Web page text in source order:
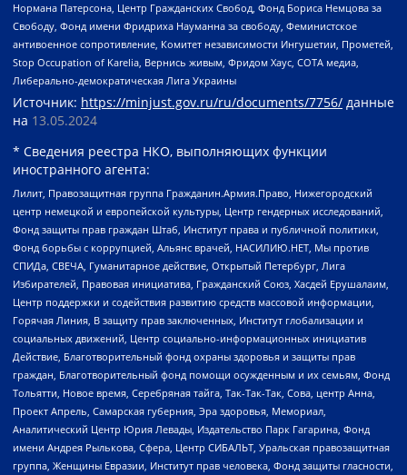
Нормана Патерсона, Центр Гражданских Свобод, Фонд Бориса Немцова за
Свободу, Фонд имени Фридриха Науманна за свободу, Феминистское
антивоенное сопротивление, Комитет независимости Ингушетии, Прометей,
Stop Occupation of Karelia, Вернись живым, Фридом Хаус, СОТА медиа,
Либерально-демократическая Лига Украины
Источник: https://minjust.gov.ru/ru/documents/7756/ данные
на 13.05.2024
* Сведения реестра НКО, выполняющих функции
иностранного агента:
Лилит, Правозащитная группа Гражданин.Армия.Право, Нижегородский
центр немецкой и европейской культуры, Центр гендерных исследований,
Фонд защиты прав граждан Штаб, Институт права и публичной политики,
Фонд борьбы с коррупцией, Альянс врачей, НАСИЛИЮ.НЕТ, Мы против
СПИДа, СВЕЧА, Гуманитарное действие, Открытый Петербург, Лига
Избирателей, Правовая инициатива, Гражданский Союз, Хасдей Ерушалаим,
Центр поддержки и содействия развитию средств массовой информации,
Горячая Линия, В защиту прав заключенных, Институт глобализации и
социальных движений, Центр социально-информационных инициатив
Действие, Благотворительный фонд охраны здоровья и защиты прав
граждан, Благотворительный фонд помощи осужденным и их семьям, Фонд
Тольятти, Новое время, Серебряная тайга, Так-Так-Так, Сова, центр Анна,
Проект Апрель, Самарская губерния, Эра здоровья, Мемориал,
Аналитический Центр Юрия Левады, Издательство Парк Гагарина, Фонд
имени Андрея Рылькова, Сфера, Центр СИБАЛЬТ, Уральская правозащитная
группа, Женщины Евразии, Институт прав человека, Фонд защиты гласности,